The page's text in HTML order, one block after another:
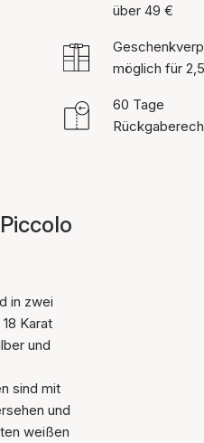
über 49 €
möglich für
60 Tage
in zwei
Karat
und
sind mit
und
weißen